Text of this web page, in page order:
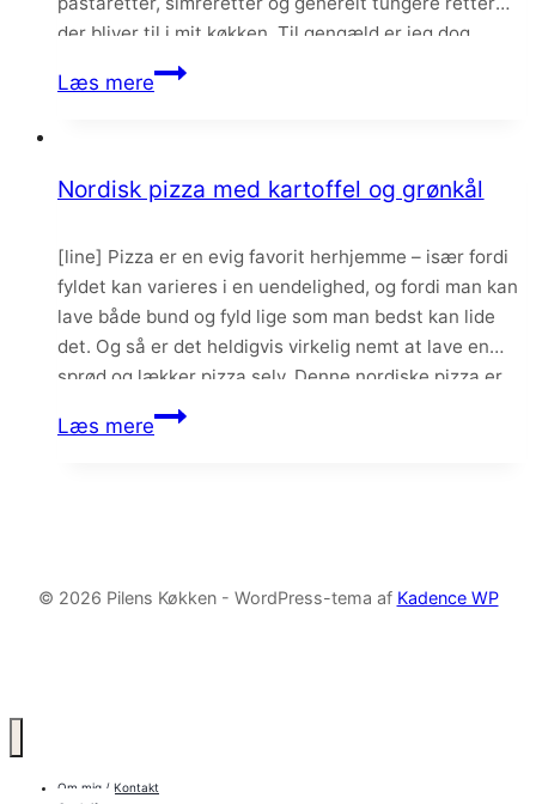
der bliver til i mit køkken. Til gengæld er jeg dog
virkelig vild med efterårssalater der byder på bagte
rodfrugter – som…
Læs mereGrønkålssalat
granatæble
Nordisk pizza med kartoffel og grønkål
[line] Pizza er en evig favorit herhjemme – især fordi
fyldet kan varieres i en uendelighed, og fordi man kan
lave både bund og fyld lige som man bedst kan lide
det. Og så er det heldigvis virkelig nemt at lave en
sprød og lækker pizza selv. Denne nordiske pizza er
smurt med hvidløgsolie og…
Læs mereNordisk
© 2026 Pilens Køkken - WordPress-tema af Kadence WP
Om mig / Kontakt